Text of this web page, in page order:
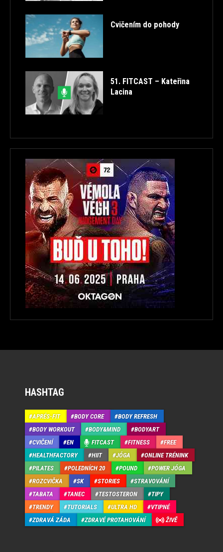
Cvičením do pohody
51. FITCAST – Kateřina
Lacina
HASHTAG
APRÉS-FIT BODY CORE
BODY REFRESH
BODY WORKOUT
BODY&MIND
BODYART
CVIČENÍ
EN FITCAST FITNESS
FREE
HEALTHFACTORY
HIIT JÓGA
ONLINE TRÉNINK
PILATES
POLEDNÍCH 20 POUND
POWER JÓGA
ROZCVIČKA
SK STORIES
STRAVOVÁNÍ
TABATA
TANEC TESTOSTERON
TIPY
TRENDY
TUTORIALS ULTRA HD
VTIPNÉ
ZDRAVÁ ZÁDA
ZDRAVÉ PROTAHOVÁNÍ ŽIVĚ